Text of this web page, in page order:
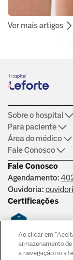
Ver mais artigos
Fale Conosco
Agendamento:
Ouvidoria:
Certificações
Saber mais
Sobre o hospital
Para paciente
Área do médico
Fale Conosco
Ao clicar em
armazenamento
a navegação no